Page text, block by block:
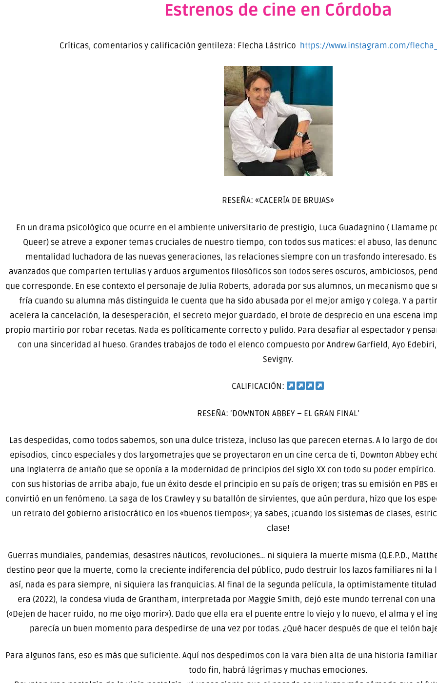
Estrenos de cine en Córdoba
Críticas, comentarios y calificación gentileza: Flecha Lástrico https://www.instagram.com/
RESEÑA: «CACERÍA DE BRUJAS»
En un drama psicológico que ocurre en el ambiente universitario de prestigio, Luca Guadagnino ( Llamame
Queer) se atreve a exponer temas cruciales de nuestro tiempo, con todos sus matices: el abuso, las
mentalidad luchadora de las nuevas generaciones, las relaciones siempre con un trasfondo interesado.
avanzados que comparten tertulias y arduos argumentos filosóficos son todos seres oscuros, ambiciosos,
que corresponde. En ese contexto el personaje de Julia Roberts, adorada por sus alumnos, un mecanismo que
fría cuando su alumna más distinguida le cuenta que ha sido abusada por el mejor amigo y colega. Y a
acelera la cancelación, la desesperación, el secreto mejor guardado, el brote de desprecio en una escena
propio martirio por robar recetas. Nada es políticamente correcto y pulido. Para desafiar al espectador y
con una sinceridad al hueso. Grandes trabajos de todo el elenco compuesto por Andrew Garfield, Ayo
Sevigny.
CALIFICACIÓN:
RESEÑA: ‘DOWNTON ABBEY – EL GRAN FINAL’
Las despedidas, como todos sabemos, son una dulce tristeza, incluso las que parecen eternas. A lo largo de
episodios, cinco especiales y dos largometrajes que se proyectaron en un cine cerca de ti, Downton Abbey
una Inglaterra de antaño que se oponía a la modernidad de principios del siglo XX con todo su poder
con sus historias de arriba abajo, fue un éxito desde el principio en su país de origen; tras su emisión en PBS
convirtió en un fenómeno. La saga de los Crawley y su batallón de sirvientes, que aún perdura, hizo que los
un retrato del gobierno aristocrático en los «buenos tiempos»; ya sabes, ¡cuando los sistemas de clases,
clase!
Guerras mundiales, pandemias, desastres náuticos, revoluciones… ni siquiera la muerte misma (Q.E.P.D.,
destino peor que la muerte, como la creciente indiferencia del público, pudo destruir los lazos familiares ni la
así, nada es para siempre, ni siquiera las franquicias. Al final de la segunda película, la optimistamente
era (2022), la condesa viuda de Grantham, interpretada por Maggie Smith, dejó este mundo terrenal con
(«Dejen de hacer ruido, no me oigo morir»). Dado que ella era el puente entre lo viejo y lo nuevo, el alma y el
parecía un buen momento para despedirse de una vez por todas. ¿Qué hacer después de que el telón
Para algunos fans, eso es más que suficiente. Aquí nos despedimos con la vara bien alta de una historia
todo fin, habrá lágrimas y muchas emociones.